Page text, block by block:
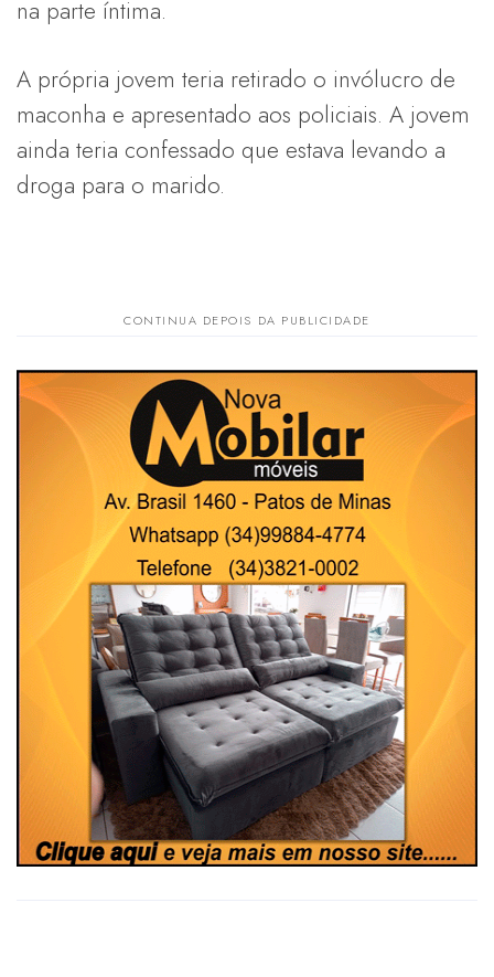
na parte íntima.
A própria jovem teria retirado o invólucro de
maconha e apresentado aos policiais. A jovem
ainda teria confessado que estava levando a
droga para o marido.